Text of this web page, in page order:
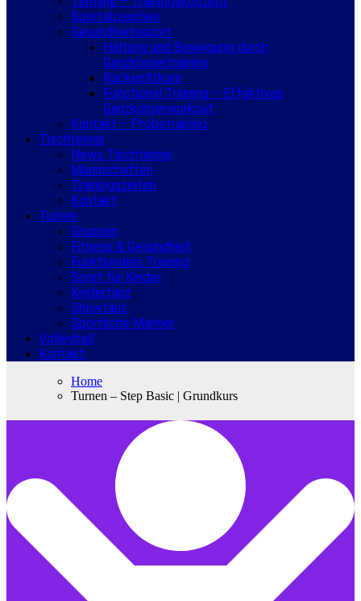
Sportabzeichen
Gesundheitssport
Haltung und Bewegung durch
Ganzkörpertraining
Rückenfitkurs
Functional Training – Effektives
Ganzkörperworkout
Kontakt – Probetraining
Tischtennis
News Tischtennis
Mannschaften
Trainingszeiten
Kontakt
Turnen
Gruppen
Fitness & Gesundheit
Funktionales Training
Sport für Kinder
Kindertanz
Showtanz
Sportliche Männer
Volleyball
Kontakt
Home
Turnen – Step Basic | Grundkurs